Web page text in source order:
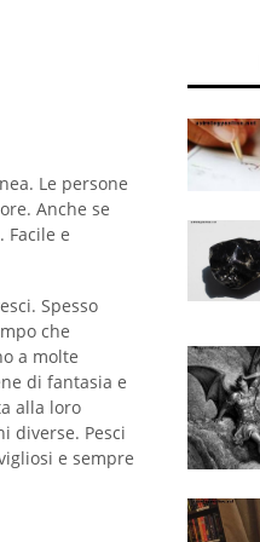
Le persone
Anche se
Facile e
Spesso
che
a molte
di fantasia e
alla loro
diverse. Pesci
e sempre